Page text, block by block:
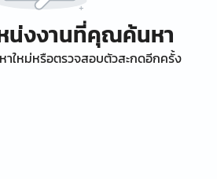
น่งงานที่คุณค้นหา
าใหม่หรือตรวจสอบตัวสะกดอีกครั้ง